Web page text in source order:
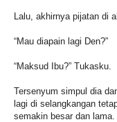
Lalu, akhirnya pijatan di
“Mau diapain lagi Den?”
“Maksud Ibu?” Tukasku.
Tersenyum simpul dia
lagi di selangkangan
semakin besar dan lama.